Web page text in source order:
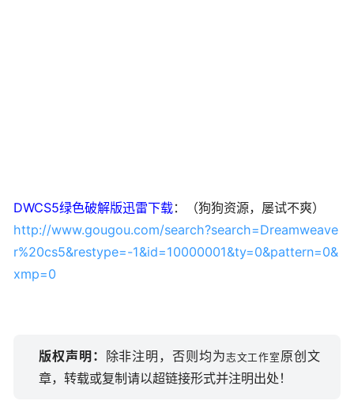
DWCS5绿色破解版迅雷下载：（狗狗资源，屡试不爽）
http://www.gougou.com/search?search=Dreamweave
r%20cs5&restype=-1&id=10000001&ty=0&pattern=0&
xmp=0
版权声明： 除非注明，否则均为志文工作室 原创文
章，转载或复制请以超链接形式并注明出处！